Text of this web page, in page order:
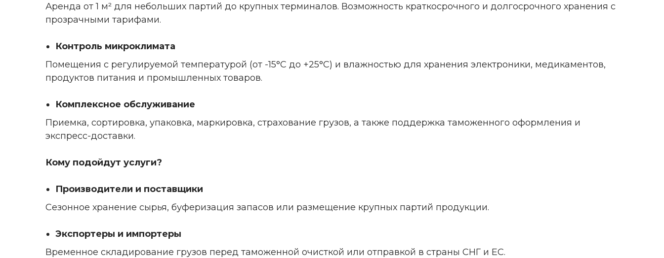
Аренда от 1 м² для небольших партий до крупных терминалов. Возможность краткосрочного и долгосрочного хранения с
прозрачными тарифами.
Контроль микроклимата
Помещения с регулируемой температурой (от -15°C до +25°C) и влажностью для хранения электроники, медикаментов,
продуктов питания и промышленных товаров.
Комплексное обслуживание
Приемка, сортировка, упаковка, маркировка, страхование грузов, а также поддержка таможенного оформления и
экспресс-доставки.
Кому подойдут услуги?
Производители и поставщики
Сезонное хранение сырья, буферизация запасов или размещение крупных партий продукции.
Экспортеры и импортеры
Временное складирование грузов перед таможенной очисткой или отправкой в страны СНГ и ЕС.